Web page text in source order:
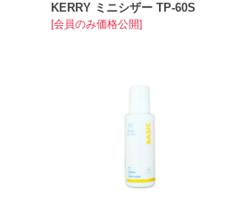
KERRY ミニシザー TP-60S
[会員のみ価格公開]